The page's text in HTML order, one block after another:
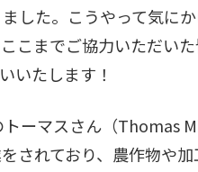
した。こうやって気に
こまでご協力いただい
いたします！
ーマスさん（Thomas
されており、農作物や